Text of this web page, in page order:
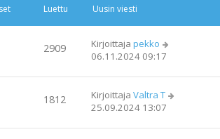
Luettu Uusin viesti
2909 Kirjoittaja pekko
06.11.2024 09:17
1812 Kirjoittaja Valtra T
25.09.2024 13:07